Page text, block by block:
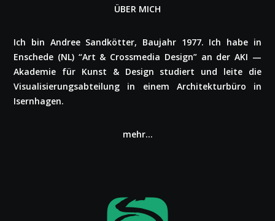
ÜBER MICH
Ich bin Andree Sand­köt­ter, Baujahr 1977. Ich habe in
Enschede (NL) “Art & Cross­me­dia Design” an der AKI —
Akademie für Kunst & Design studiert und leite die
Visua­li­sie­rungs­ab­tei­lung in einem Archi­tek­tur­bü­ro in
Isern­ha­gen.
mehr…